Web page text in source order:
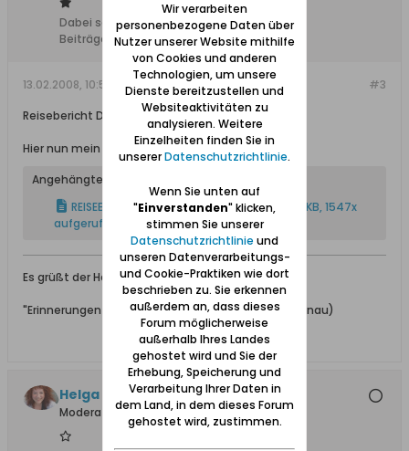
Dabei seit: 10.02.2008
Beiträge:
751
#3
13.02.2008, 10:54
Reisebericht Danzig 2007
Hier nun mein Reisebericht als Ganzes!
Angehängte Dateien
REISEBERICHT- WL-Danzig-2007.pdf
(76,0 KB, 1547x
aufgerufen)
Es grüßt der Heibuder!
"Erinnerungen sind Wärmflaschen fürs Herz." (R.Fernau)
Helga +, Ehrenmitglied
Moderatorin
Wir verarbeiten
personenbezogene Daten über
Nutzer unserer Website mithilfe
von Cookies und anderen
Technologien, um unsere
Dienste bereitzustellen und
Websiteaktivitäten zu
analysieren. Weitere
Einzelheiten finden Sie in
unsererDatenschutzrichtlinie.
Wenn Sie unten auf
"Einverstanden" klicken,
stimmen Sie unserer
Datenschutzrichtlinie und
unseren Datenverarbeitungs-
und Cookie-Praktiken wie dort
beschrieben zu. Sie erkennen
außerdem an, dass dieses
Forum möglicherweise
außerhalb Ihres Landes
gehostet wird und Sie der
Erhebung, Speicherung und
Verarbeitung Ihrer Daten in
dem Land, in dem dieses Forum
gehostet wird, zustimmen.